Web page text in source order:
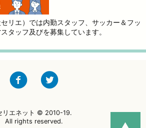
リエ）では内勤スタッフ、サッカー＆フッ
タッフ及びを募集しています。
リエネット © 2010-19.
All rights reserved.
▲